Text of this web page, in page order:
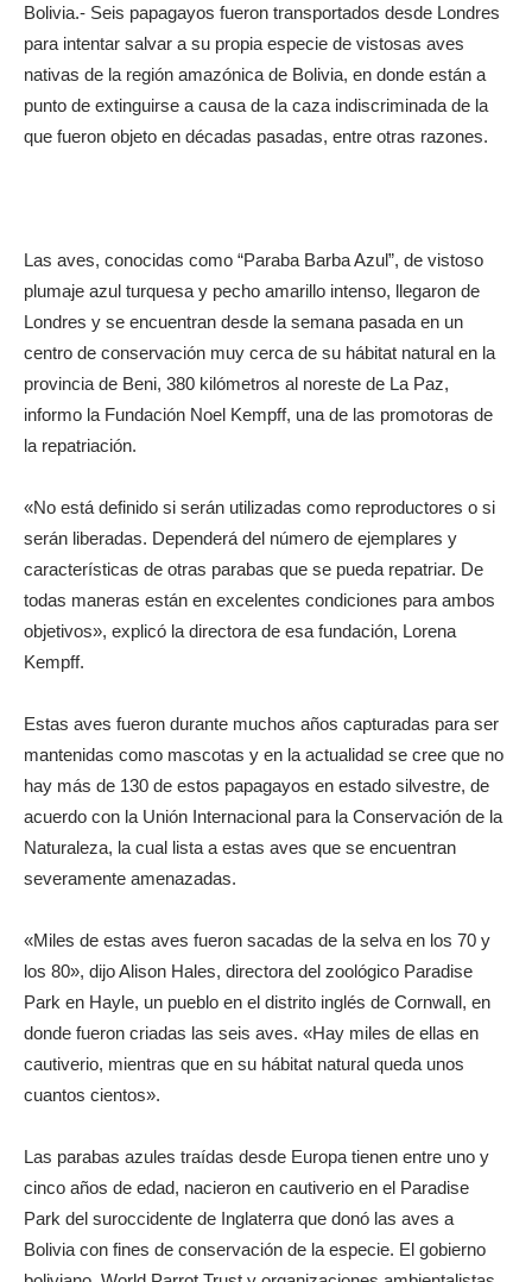
Bolivia.- Seis papagayos fueron transportados desde Londres
para intentar salvar a su propia especie de vistosas aves
nativas de la región amazónica de Bolivia, en donde están a
punto de extinguirse a causa de la caza indiscriminada de la
que fueron objeto en décadas pasadas, entre otras razones.
Las aves, conocidas como “Paraba Barba Azul”, de vistoso
plumaje azul turquesa y pecho amarillo intenso, llegaron de
Londres y se encuentran desde la semana pasada en un
centro de conservación muy cerca de su hábitat natural en la
provincia de Beni, 380 kilómetros al noreste de La Paz,
informo la Fundación Noel Kempff, una de las promotoras de
la repatriación.
«No está definido si serán utilizadas como reproductores o si
serán liberadas. Dependerá del número de ejemplares y
características de otras parabas que se pueda repatriar. De
todas maneras están en excelentes condiciones para ambos
objetivos», explicó la directora de esa fundación, Lorena
Kempff.
Estas aves fueron durante muchos años capturadas para ser
mantenidas como mascotas y en la actualidad se cree que no
hay más de 130 de estos papagayos en estado silvestre, de
acuerdo con la Unión Internacional para la Conservación de la
Naturaleza, la cual lista a estas aves que se encuentran
severamente amenazadas.
«Miles de estas aves fueron sacadas de la selva en los 70 y
los 80», dijo Alison Hales, directora del zoológico Paradise
Park en Hayle, un pueblo en el distrito inglés de Cornwall, en
donde fueron criadas las seis aves. «Hay miles de ellas en
cautiverio, mientras que en su hábitat natural queda unos
cuantos cientos».
Las parabas azules traídas desde Europa tienen entre uno y
cinco años de edad, nacieron en cautiverio en el Paradise
Park del suroccidente de Inglaterra que donó las aves a
Bolivia con fines de conservación de la especie. El gobierno